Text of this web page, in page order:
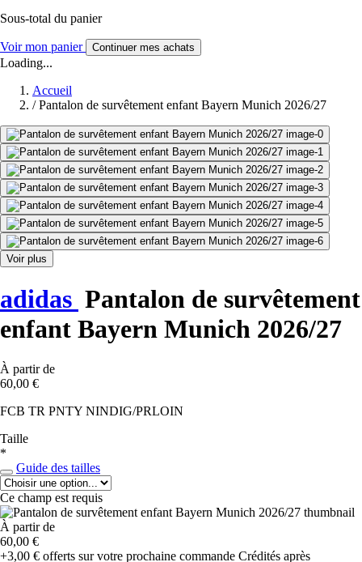
Sous-total du panier
Voir mon panier Continuer mes achats
Loading...
Accueil
/ Pantalon de survêtement enfant Bayern Munich 2026/27
Voir plus
adidas Pantalon de survêtement
enfant Bayern Munich 2026/27
À partir de
60,00 €
FCB TR PNTY NINDIG/PRLOIN
Taille
*
Guide des tailles
Ce champ est requis
À partir de
60,00 €
+3,00 € offerts sur votre prochaine commande Crédités après